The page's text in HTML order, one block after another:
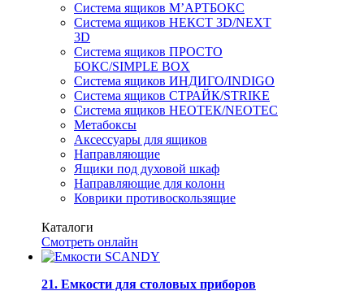
Система ящиков М’АРТБОКС
Система ящиков НЕКСТ 3D/NEXT
3D
Система ящиков ПРОСТО
БОКС/SIMPLE BOX
Система ящиков ИНДИГО/INDIGO
Система ящиков СТРАЙК/STRIKE
Система ящиков НЕОТЕК/NEOTEC
Метабоксы
Аксессуары для ящиков
Направляющие
Ящики под духовой шкаф
Направляющие для колонн
Коврики противоскользящие
Каталоги
Смотреть онлайн
21. Емкости для столовых приборов